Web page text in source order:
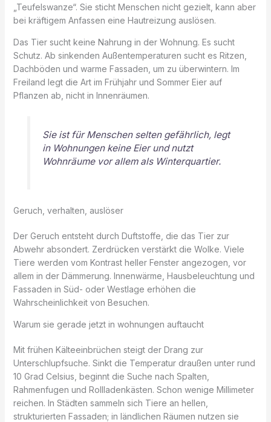
„Teufelswanze“. Sie sticht Menschen nicht gezielt, kann aber
bei kräftigem Anfassen eine Hautreizung auslösen.
Das Tier sucht keine Nahrung in der Wohnung. Es sucht
Schutz. Ab sinkenden Außentemperaturen sucht es Ritzen,
Dachböden und warme Fassaden, um zu überwintern. Im
Freiland legt die Art im Frühjahr und Sommer Eier auf
Pflanzen ab, nicht in Innenräumen.
Sie ist für Menschen selten gefährlich, legt
in Wohnungen keine Eier und nutzt
Wohnräume vor allem als Winterquartier.
Geruch, verhalten, auslöser
Der Geruch entsteht durch Duftstoffe, die das Tier zur
Abwehr absondert. Zerdrücken verstärkt die Wolke. Viele
Tiere werden vom Kontrast heller Fenster angezogen, vor
allem in der Dämmerung. Innenwärme, Hausbeleuchtung und
Fassaden in Süd- oder Westlage erhöhen die
Wahrscheinlichkeit von Besuchen.
Warum sie gerade jetzt in wohnungen auftaucht
Mit frühen Kälteeinbrüchen steigt der Drang zur
Unterschlupfsuche. Sinkt die Temperatur draußen unter rund
10 Grad Celsius, beginnt die Suche nach Spalten,
Rahmenfugen und Rollladenkästen. Schon wenige Millimeter
reichen. In Städten sammeln sich Tiere an hellen,
strukturierten Fassaden; in ländlichen Räumen nutzen sie